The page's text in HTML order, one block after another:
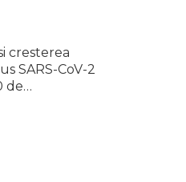
cresterea
SARS-CoV-2
de…